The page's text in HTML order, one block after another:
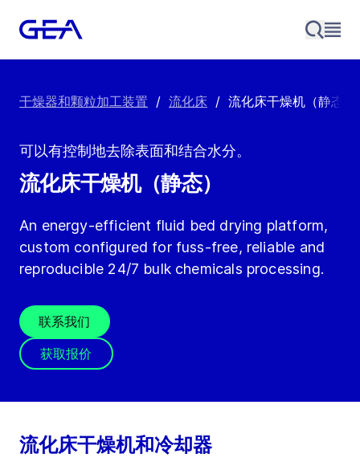
干燥器和颗粒加工装置 / 流化床 / 流化床干燥机（静态）
可以有控制地去除表面和结合水分。
流化床干燥机（静态）
An energy-efficient fluid bed drying platform,
custom configured for fuss-free, reliable and
reproducible 24/7 bulk chemicals processing.
联系我们
获取报价
流化床干燥机和冷却器